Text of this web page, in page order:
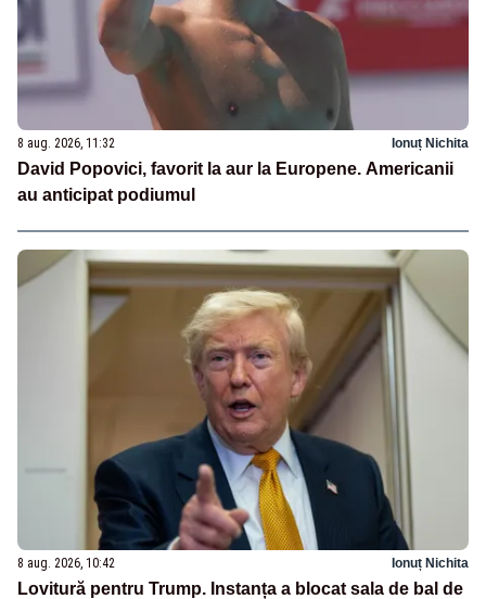
8 aug. 2026, 11:32 Ionuț Nichita
David Popovici, favorit la aur la Europene. Americanii
au anticipat podiumul
8 aug. 2026, 10:42 Ionuț Nichita
Lovitură pentru Trump. Instanța a blocat sala de bal de